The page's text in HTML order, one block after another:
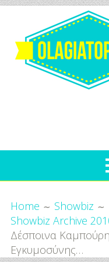
content
Για
το
Παιδί
Επικαιρότητα
Προσφορές
Home Showbiz
Showbiz Archive
Δέσποινα
Εγκυμοσύνης…